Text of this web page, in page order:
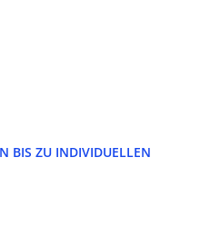
BIS ZU INDIVIDUELLEN